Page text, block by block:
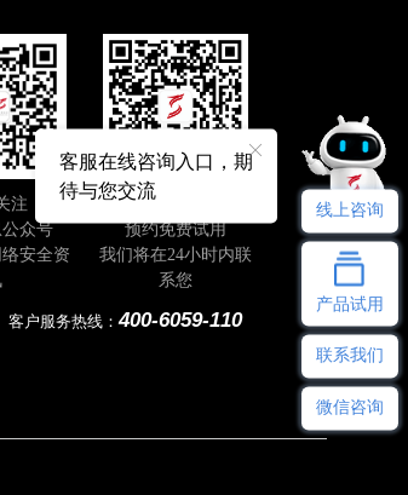
注
众号
安全资
即刻扫码
预约免费试用
我们将在24小时内联
系您
客户服务热线：400-6059-110
客服在线咨询入口，期
待与您交流
线上咨询
产品试用
联系我们
微信咨询